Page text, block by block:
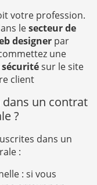
votre profession.
lesecteur de
designer par
une
sur le site
client
un contrat
?
dans un
:
: si vous